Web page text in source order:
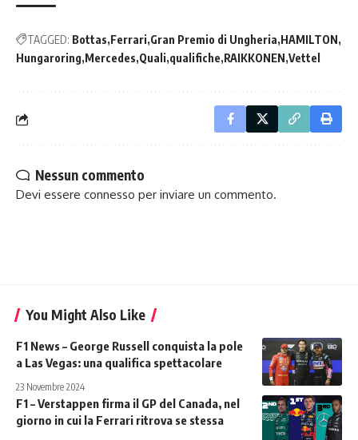
TAGGED: Bottas Ferrari Gran Premio di Ungheria HAMILTON
Hungaroring Mercedes Quali qualifiche RAIKKONEN Vettel
Nessun commento
Devi essere connesso per inviare un commento.
You Might Also Like
F1 News – George Russell conquista la pole
a Las Vegas: una qualifica spettacolare
23 Novembre 2024
F1 – Verstappen firma il GP del Canada, nel
giorno in cui la Ferrari ritrova se stessa